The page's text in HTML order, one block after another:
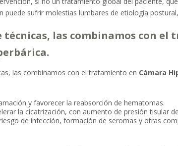
puede sufrir molestias lumbares de etiología
técnicas, las combinamos con el
las combinamos con el tratamiento en Cámara
y favorecer la reabsorción de hematomas.
la cicatrización, con aumento de presión tisular
de infección, formación de seromas y otras